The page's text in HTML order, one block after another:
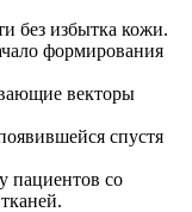
без избытка кожи.
формирования
векторы
спустя
пациентов со